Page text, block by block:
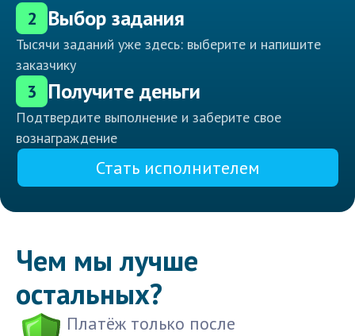
2 Выбор задания
Тысячи заданий уже здесь: выберите и напишите
заказчику
3 Получите деньги
Подтвердите выполнение и заберите свое
вознаграждение
Стать исполнителем
Чем мы лучше
остальных?
Платёж только после